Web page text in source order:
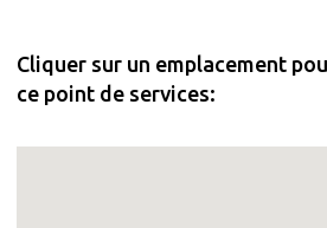
Cliquer sur un emplacement
ce point de services: